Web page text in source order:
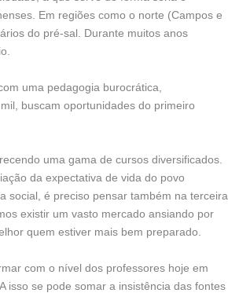
Em regiões como o norte (Campos e
do pré-sal. Durante muitos anos
uma pedagogia burocrática,
buscam oportunidades do primeiro
uma gama de cursos diversificados.
da expectativa de vida do povo
social, é preciso pensar também na terceira
existir um vasto mercado ansiando por
quem estiver mais bem preparado.
com o nível dos professores hoje em
isso se pode somar a insistência das fontes